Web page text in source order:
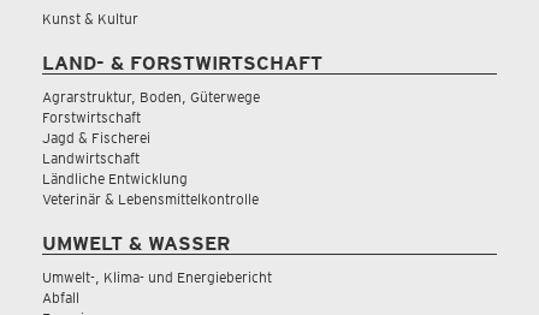
Kunst & Kultur
LAND- & FORSTWIRTSCHAFT
Agrarstruktur, Boden, Güterwege
Forstwirtschaft
Jagd & Fischerei
Landwirtschaft
Ländliche Entwicklung
Veterinär & Lebensmittelkontrolle
UMWELT & WASSER
Umwelt-, Klima- und Energiebericht
Abfall